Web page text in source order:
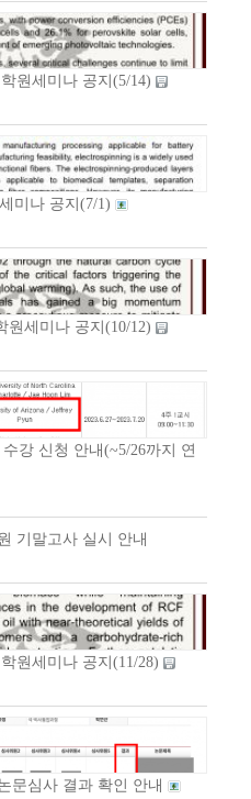
원세미나 공지(5/14)
미나 공지(7/1)
원세미나 공지(10/12)
강 신청 안내(~5/26까지 연
기말고사 실시 안내
원세미나 공지(11/28)
문심사 결과 확인 안내